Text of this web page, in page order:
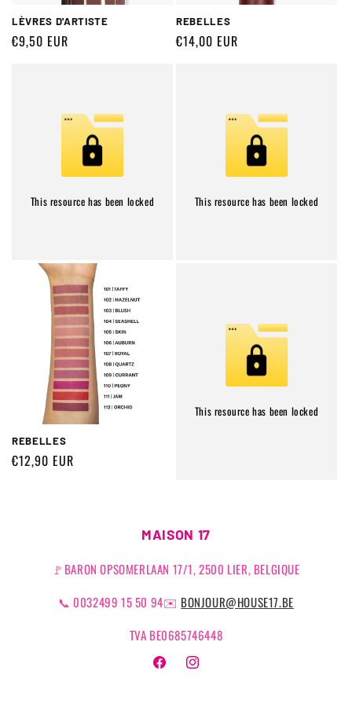
LÈVRES D'ARTISTE
Prix
€9,50 EUR
REBELLES
Prix
€14,00 EUR
This resource has been locked This resource has been locked
REBELLES
Prix
€12,90 EUR
This resource has been locked
MAISON 17
🚩BARON OPSOMERLAAN 17/1, 2500 LIER, BELGIQUE
📞 0032499 15 50 94✉️ BONJOUR@HOUSE17.BE
TVA BE0685746448
FacebookInstagram